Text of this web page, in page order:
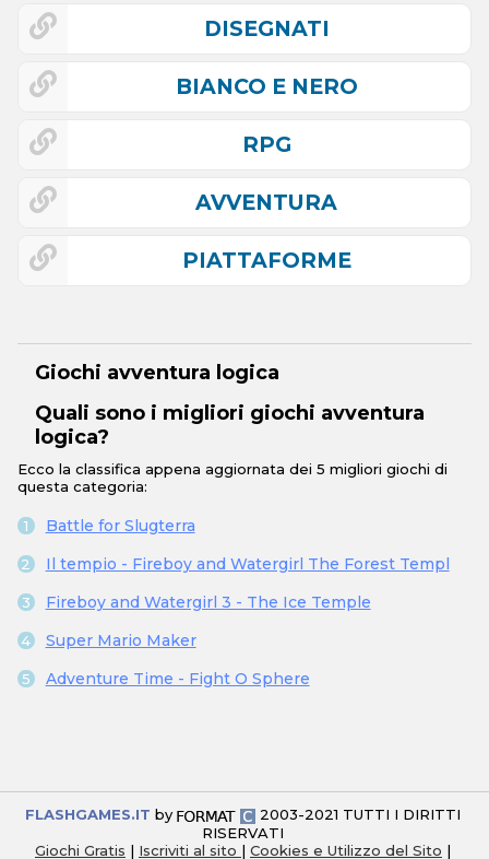
DISEGNATI
BIANCO E NERO
RPG
AVVENTURA
PIATTAFORME
Giochi avventura logica
Quali sono i migliori giochi avventura
logica?
Ecco la classifica appena aggiornata dei 5 migliori giochi di
questa categoria:
Battle for Slugterra
Il tempio - Fireboy and Watergirl The Forest Templ
Fireboy and Watergirl 3 - The Ice Temple
Super Mario Maker
Adventure Time - Fight O Sphere
FLASHGAMES.IT by
2003-2021 TUTTI I DIRITTI
RISERVATI
Giochi Gratis | Iscriviti al sito | Cookies e Utilizzo del Sito |